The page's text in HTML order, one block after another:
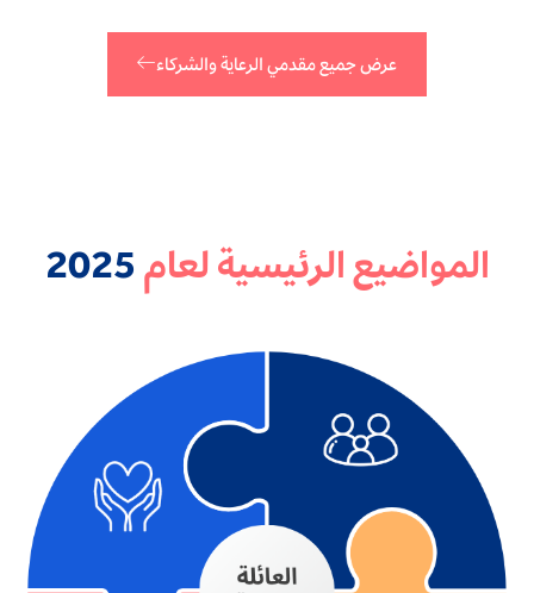
عرض جميع مقدمي الرعاية والشركاء
المواضيع الرئيسية لعام